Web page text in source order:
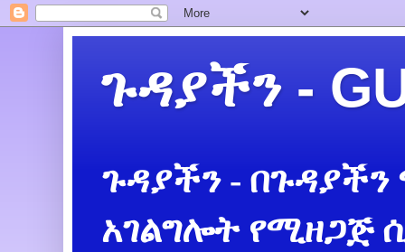
ጉዳያችን -
ጉዳያችን -
አገልግሎት የሚዘጋጅ